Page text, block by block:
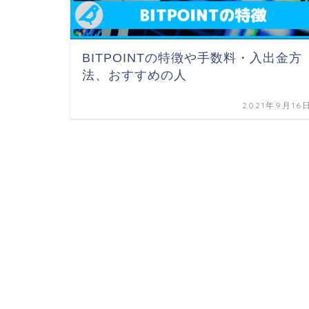
BITPOINTの特徴や手数料・入出金方
法、おすすめの人
2021年9月16